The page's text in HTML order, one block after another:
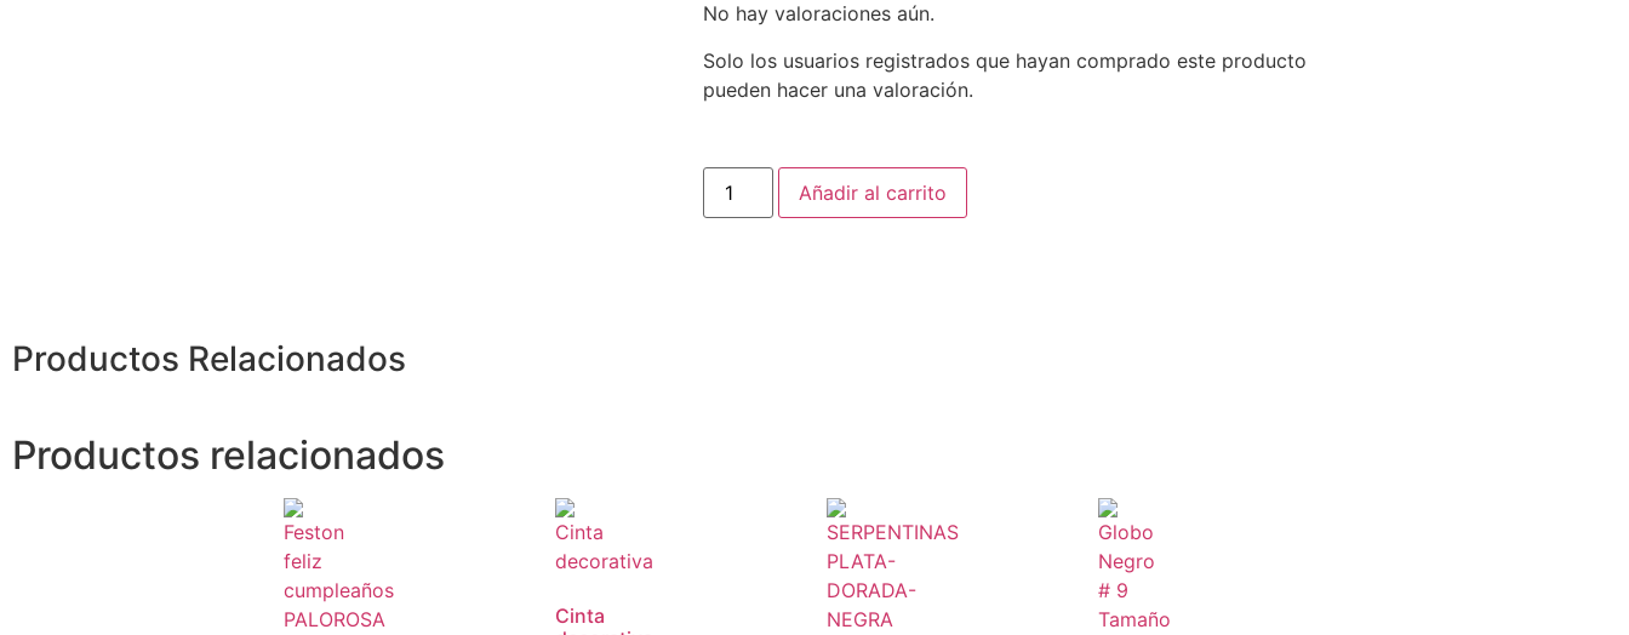
No hay valoraciones aún.
Solo los usuarios registrados que hayan comprado este producto
pueden hacer una valoración.
Añadir al carrito
Productos Relacionados
Productos relacionados
Cinta